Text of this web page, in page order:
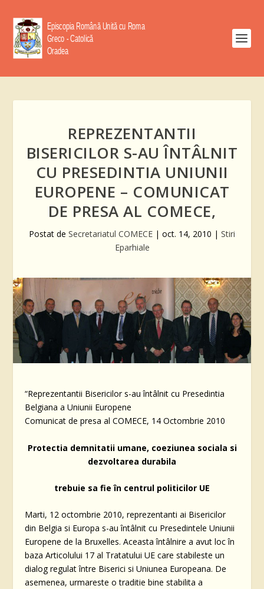
REPREZENTANTII
BISERICILOR S-AU ÎNTÂLNIT
CU PRESEDINTIA UNIUNII
EUROPENE – COMUNICAT
DE PRESA AL COMECE,
Postat de Secretariatul COMECE | oct. 14, 2010 | Stiri
Eparhiale
“Reprezentantii Bisericilor s-au întâlnit cu Presedintia
Belgiana a Uniunii Europene
Comunicat de presa al COMECE, 14 Octombrie 2010
Protectia demnitatii umane, coeziunea sociala si
dezvoltarea durabila
trebuie sa fie în centrul politicilor UE
Marti, 12 octombrie 2010, reprezentanti ai Bisericilor
din Belgia si Europa s-au întâlnit cu Presedintele Uniunii
Europene de la Bruxelles. Aceasta întâlnire a avut loc în
baza Articolului 17 al Tratatului UE care stabileste un
dialog regulat între Biserici si Uniunea Europeana. De
asemenea, urmareste o traditie bine stabilita a